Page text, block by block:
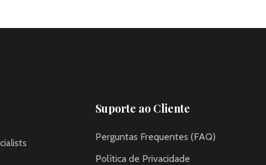
Suporte ao Cliente
Perguntas Frequentes (FAQ)
Política de Privacidade